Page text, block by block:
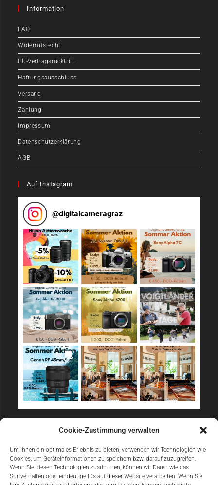
Cookie-Zustimmung verwalten
Um Ihnen ein optimales Erlebnis zu bieten, verwenden wir Technologien wie
Cookies, um Geräteinformationen zu speichern bzw. darauf zuzugreifen.
Wenn Sie diesen Technologien zustimmen, können wir Daten wie das
Surfverhalten oder eindeutige IDs auf dieser Website verarbeiten. Wenn Sie
Information
FAQ
Widerrufsrecht
EU-Vertragsrücktritt
Haftungsausschluss
Versand
Zahlung
Impressum
Datenschutzerklärung
AGB
Auf Instagram
@digitalcameragraz
Sicher Einkaufen